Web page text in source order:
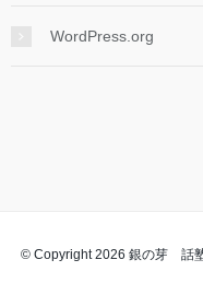
WordPress.org
© Copyright 2026 銀の芽 話塾